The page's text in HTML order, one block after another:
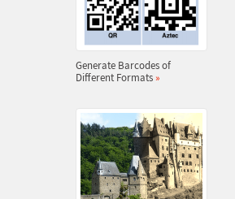
Generate Barcodes of
Different Formats »